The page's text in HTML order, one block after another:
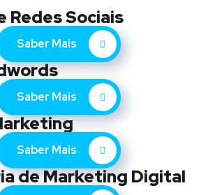
Redes Sociais
Saber Mais
Saber Mais
Saber Mais
de Marketing Digital